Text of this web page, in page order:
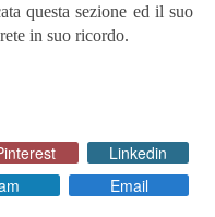
questa sezione ed il suo
in suo ricordo.
Linkedin
Email